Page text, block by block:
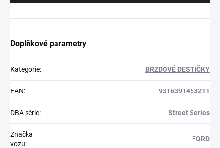
Doplňkové parametry
Kategorie: BRZDOVÉ DESTIČKY
EAN: 9316391453211
DBA série: Street Series
Značka
vozu:
FORD